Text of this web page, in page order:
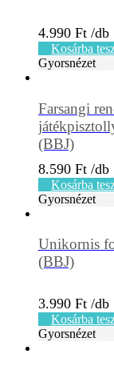
4.990 Ft
Kosárba
Gyorsnézet
Farsangi
(BBJ)
8.590 Ft
Kosárba
Gyorsnézet
Unikornis
(BBJ)
3.990 Ft
Kosárba
Gyorsnézet